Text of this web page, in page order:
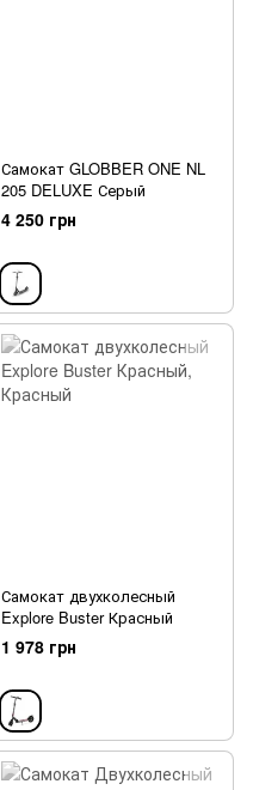
Самокат GLOBBER ONE NL
205 DELUXE Серый
4 250 грн
Самокат двухколесный
Explore Buster Красный
1 978 грн